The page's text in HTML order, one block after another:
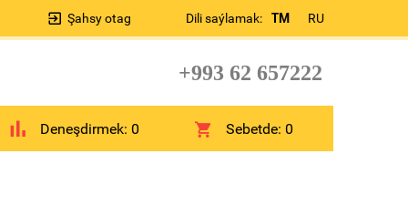
Dili saýlamak: TM RU
Şahsy otag
+993 62 657222
Deneşdirmek: 0 Sebetde:0